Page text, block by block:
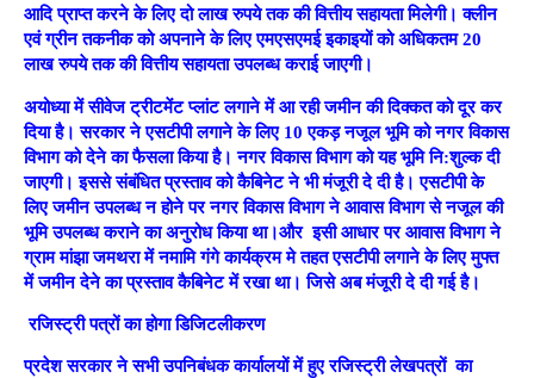
आदि प्राप्त करने के लिए दो लाख रुपये तक की वित्तीय सहायता मिलेगी। क्लीन
एवं ग्रीन तकनीक को अपनाने के लिए एमएसएमई इकाइयों को अधिकतम 20
लाख रुपये तक की वित्तीय सहायता उपलब्ध कराई जाएगी।
अयोध्या में सीवेज ट्रीटमेंट प्लांट लगाने में आ रही जमीन की दिक्कत को दूर कर
दिया है। सरकार ने एसटीपी लगाने के लिए 10 एकड़ नजूल भूमि को नगर विकास
विभाग को देने का फैसला किया है। नगर विकास विभाग को यह भूमि नि:शुल्क दी
जाएगी। इससे संबंधित प्रस्ताव को कैबिनेट ने भी मंजूरी दे दी है। एसटीपी के
लिए जमीन उपलब्ध न होने पर नगर विकास विभाग ने आवास विभाग से नजूल की
भूमि उपलब्ध कराने का अनुरोध किया था।और इसी आधार पर आवास विभाग ने
ग्राम मांझा जमथरा में नमामि गंगे कार्यक्रम मे तहत एसटीपी लगाने के लिए मुफ्त
में जमीन देने का प्रस्ताव कैबिनेट में रखा था। जिसे अब मंजूरी दे दी गई है।
रजिस्ट्री पत्रों का होगा डिजिटलीकरण
प्रदेश सरकार ने सभी उपनिबंधक कार्यालयों में हुए रजिस्ट्री लेखपत्रों का